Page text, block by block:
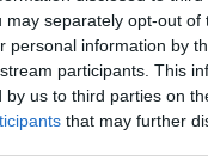
may separately opt-out of
personal information by
participants. This
by us to third parties on
that may further